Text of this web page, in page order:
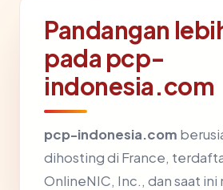
Pandangan
pada pcp-
indonesia.com
pcp-indonesia.com
dihosting di France,
OnlineNIC, Inc., dan saat ini